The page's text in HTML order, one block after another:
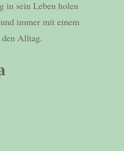
in sein Leben holen
immer mit einem
Alltag.